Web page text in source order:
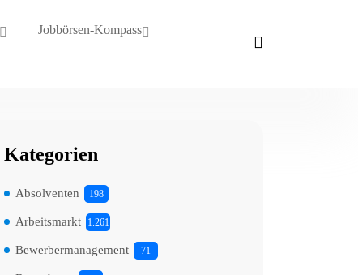
Jobbörsen-Kompass
Kategorien
Absolventen 198
Arbeitsmarkt 1.261
Bewerbermanagement 71